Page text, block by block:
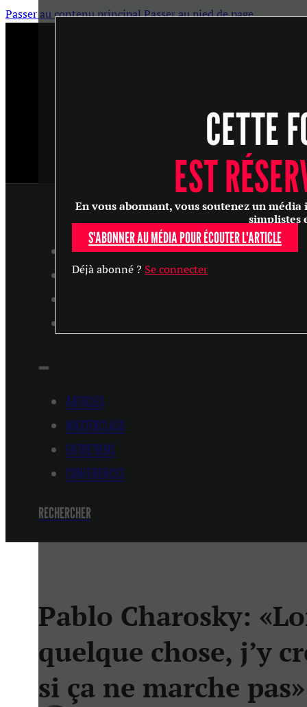
Passer au contenu principalPasser au pied de page
ARTICLES
MASTERCLASS
ARTICLES
MASTERCLASS
ENTRETIENS
CONFÉRENCES
RECHERCHER
Pablo Charosky:
quelque chose, j’y
si ça ne marche pas»
CETTE
EST
En vous abonnant, vous soutenez un
simplistes
S'ABONNER AU MÉDIA POUR ÉCOUTER L'ARTICLE
Déjà abonné ? Se connecter